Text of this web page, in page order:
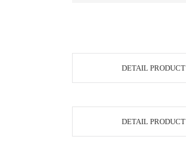
DETAIL PRODUCT
DETAIL PRODUCT